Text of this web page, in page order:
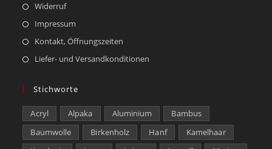
Widerruf
Impressum
Kontakt, Öffnungszeiten
Liefer- und Versandkonditionen
Stichworte
Acryl Alpaka Aluminium
Bambus
Baumwolle
Birkenholz Hanf
Kamelhaar